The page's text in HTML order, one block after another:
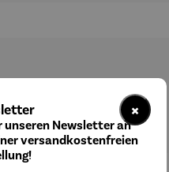
auch ×
unseren Newsletter an
versandkostenfreien